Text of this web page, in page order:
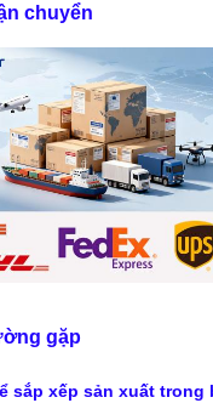
chuyển
gặp
sắp xếp sản xuất trong